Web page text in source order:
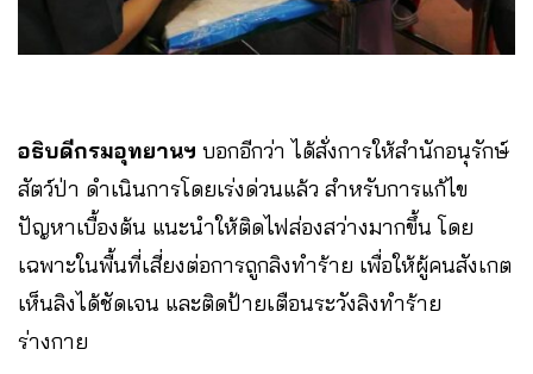
อธิบดีกรมอุทยานฯ บอกอีกว่า ได้สั่งการให้สำนักอนุรักษ์
สัตว์ป่า ดำเนินการโดยเร่งด่วนแล้ว สำหรับการแก้ไข
ปัญหาเบื้องต้น แนะนำให้ติดไฟส่องสว่างมากขึ้น โดย
เฉพาะในพื้นที่เสี่ยงต่อการถูกลิงทำร้าย เพื่อให้ผู้คนสังเกต
เห็นลิงได้ชัดเจน และติดป้ายเตือนระวังลิงทำร้าย
ร่างกาย